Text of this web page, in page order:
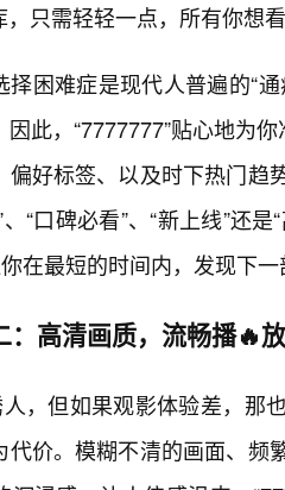
只需轻轻一点，所有你想
择困难症是现代人普遍的“
此，“7777777”贴心地为
偏好标签、以及时下热门趋
“口碑必看”、“新上线”还
在最短的时间内，发现下
：高清画质，流畅播🔥
人，但如果观影体验差，那
代价。模糊不清的画面、频